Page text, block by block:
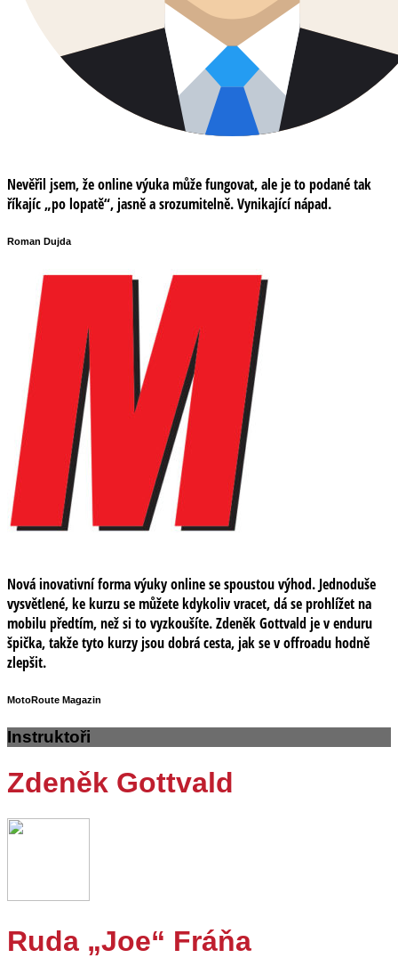
Nevěřil jsem, že online výuka může fungovat, ale je to podané tak
říkajíc „po lopatě“, jasně a srozumitelně. Vynikající nápad.
Roman Dujda
Nová inovativní forma výuky online se spoustou výhod. Jednoduše
vysvětlené, ke kurzu se můžete kdykoliv vracet, dá se prohlížet na
mobilu předtím, než si to vyzkoušíte. Zdeněk Gottvald je v enduru
špička, takže tyto kurzy jsou dobrá cesta, jak se v offroadu hodně
zlepšit.
MotoRoute Magazin
Instruktoři
Zdeněk Gottvald
Ruda „Joe“ Fráňa